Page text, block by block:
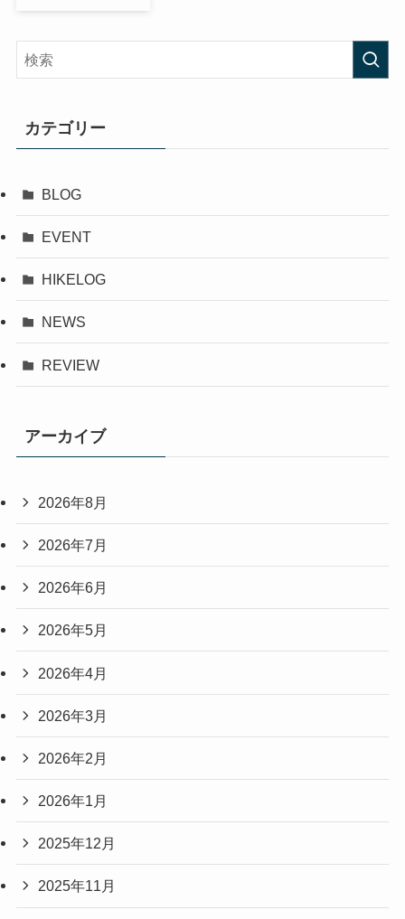
カテゴリー
BLOG
EVENT
HIKELOG
NEWS
REVIEW
アーカイブ
2026年8月
2026年7月
2026年6月
2026年5月
2026年4月
2026年3月
2026年2月
2026年1月
2025年12月
2025年11月